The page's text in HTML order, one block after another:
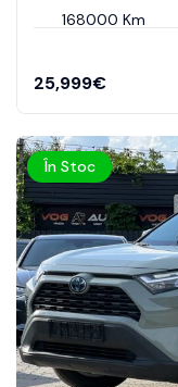
168000 Km
25,999€
În Stoc